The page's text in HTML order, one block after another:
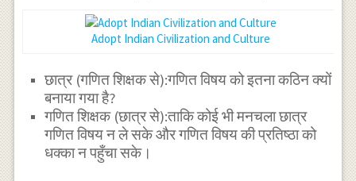
Adopt Indian Civilization and Culture
छात्र (गणित शिक्षक से):गणित विषय को इतना कठिन क्यों
बनाया गया है?
गणित शिक्षक (छात्र से):ताकि कोई भी मनचला छात्र
गणित विषय न ले सके और गणित विषय की प्रतिष्ठा को
धक्का न पहुँचा सके।